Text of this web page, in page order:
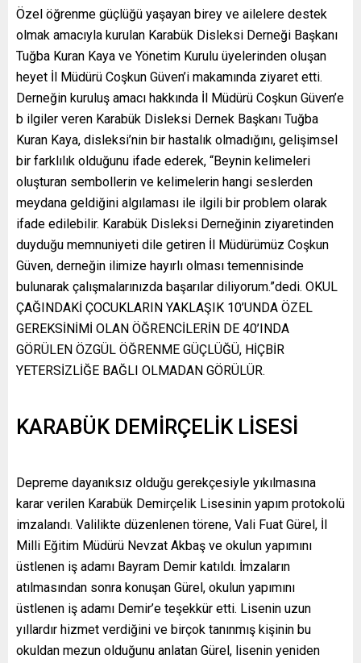
Özel öğrenme güçlüğü yaşayan birey ve ailelere destek
olmak amacıyla kurulan Karabük Disleksi Derneği Başkanı
Tuğba Kuran Kaya ve Yönetim Kurulu üyelerinden oluşan
heyet İl Müdürü Coşkun Güven’i makamında ziyaret etti.
Derneğin kuruluş amacı hakkında İl Müdürü Coşkun Güven’e
b ilgiler veren Karabük Disleksi Dernek Başkanı Tuğba
Kuran Kaya, disleksi’nin bir hastalık olmadığını, gelişimsel
bir farklılık olduğunu ifade ederek, “Beynin kelimeleri
oluşturan sembollerin ve kelimelerin hangi seslerden
meydana geldiğini algılaması ile ilgili bir problem olarak
ifade edilebilir. Karabük Disleksi Derneğinin ziyaretinden
duyduğu memnuniyeti dile getiren İl Müdürümüz Coşkun
Güven, derneğin ilimize hayırlı olması temennisinde
bulunarak çalışmalarınızda başarılar diliyorum.”dedi. OKUL
ÇAĞINDAKİ ÇOCUKLARIN YAKLAŞIK 10’UNDA ÖZEL
GEREKSİNİMİ OLAN ÖĞRENCİLERİN DE 40’INDA
GÖRÜLEN ÖZGÜL ÖĞRENME GÜÇLÜĞÜ, HİÇBİR
YETERSİZLİĞE BAĞLI OLMADAN GÖRÜLÜR.
KARABÜK DEMİRÇELİK LİSESİ
Depreme dayanıksız olduğu gerekçesiyle yıkılmasına
karar verilen Karabük Demirçelik Lisesinin yapım protokolü
imzalandı. Valilikte düzenlenen törene, Vali Fuat Gürel, İl
Milli Eğitim Müdürü Nevzat Akbaş ve okulun yapımını
üstlenen iş adamı Bayram Demir katıldı. İmzaların
atılmasından sonra konuşan Gürel, okulun yapımını
üstlenen iş adamı Demir’e teşekkür etti. Lisenin uzun
yıllardır hizmet verdiğini ve birçok tanınmış kişinin bu
okuldan mezun olduğunu anlatan Gürel, lisenin yeniden